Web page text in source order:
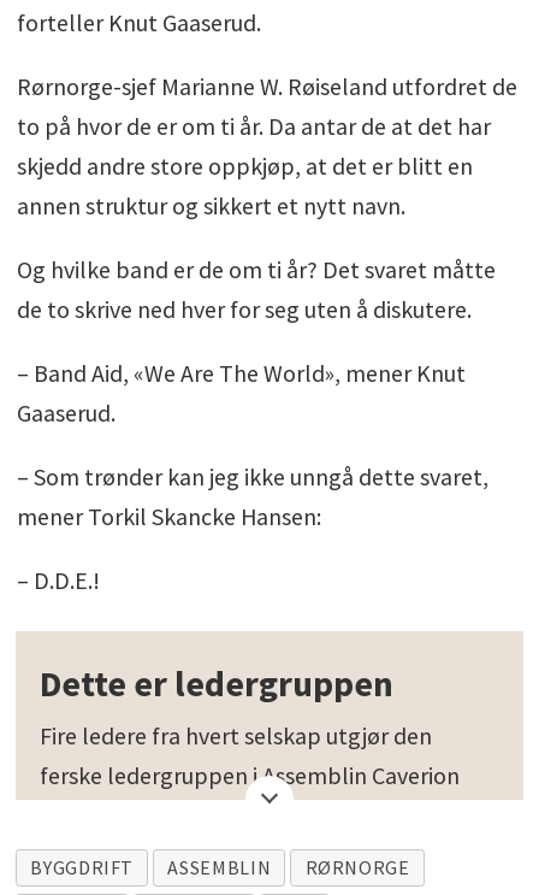
forteller Knut Gaaserud.
Rørnorge-sjef Marianne W. Røiseland utfordret de
to på hvor de er om ti år. Da antar de at det har
skjedd andre store oppkjøp, at det er blitt en
annen struktur og sikkert et nytt navn.
Og hvilke band er de om ti år? Det svaret måtte
de to skrive ned hver for seg uten å diskutere.
– Band Aid, «We Are The World», mener Knut
Gaaserud.
– Som trønder kan jeg ikke unngå dette svaret,
mener Torkil Skancke Hansen:
– D.D.E.!
Dette er ledergruppen
Fire ledere fra hvert selskap utgjør den
ferske ledergruppen i Assemblin Caverion
Hansen.
BYGGDRIFT ASSEMBLIN
RØRNORGE